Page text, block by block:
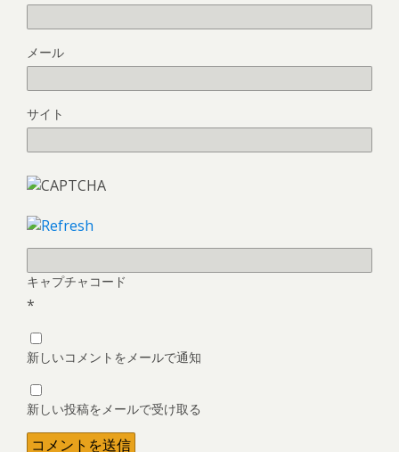
メール
サイト
キャプチャコード
*
新しいコメントをメールで通知
新しい投稿をメールで受け取る